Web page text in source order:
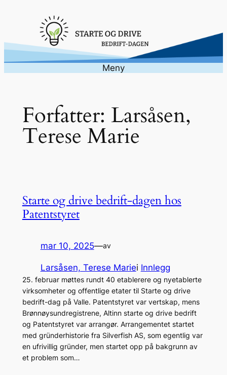
Meny
Forfatter: Larsåsen,
Terese Marie
Starte og drive bedrift-dagen hos
Patentstyret
mar 10, 2025—av
Larsåsen, Terese Mariei Innlegg
25. februar møttes rundt 40 etablerere og nyetablerte
virksomheter og offentlige etater til Starte og drive
bedrift-dag på Valle. Patentstyret var vertskap, mens
Brønnøysundregistrene, Altinn starte og drive bedrift
og Patentstyret var arrangør. Arrangementet startet
med gründerhistorie fra Silverfish AS, som egentlig var
en ufrivillig gründer, men startet opp på bakgrunn av
et problem som…